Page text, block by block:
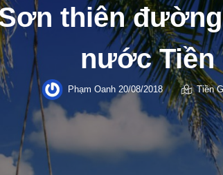
thiên
nước Tiền
Phạm Oanh20/08/2018 Tiền